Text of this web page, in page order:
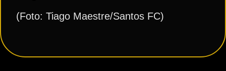
(Foto: Tiago Maestre/Santos FC)